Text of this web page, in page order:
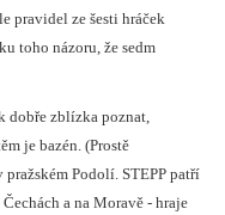
pravidel ze šesti hráček
toho názoru, že sedm
dobře zblízka poznat,
je bazén. (Prostě
Podolí. STEPP patří
a na Moravě - hraje